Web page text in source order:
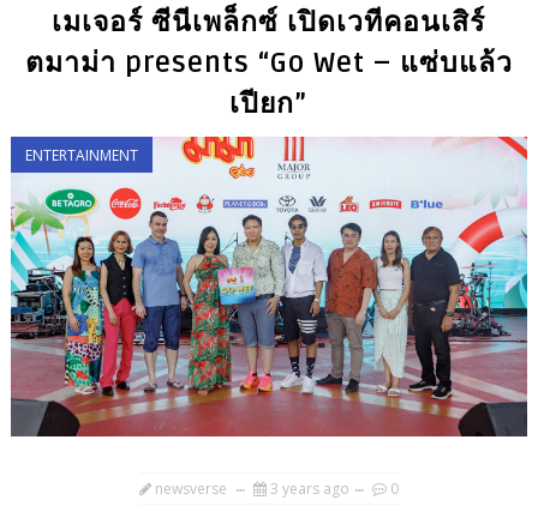
เมเจอร์ ซีนีเพล็กซ์ เปิดเวทีคอนเสิร์
ตมาม่า presents “Go Wet – แซ่บแล้ว
เปียก”
ENTERTAINMENT
newsverse 3 years ago 0